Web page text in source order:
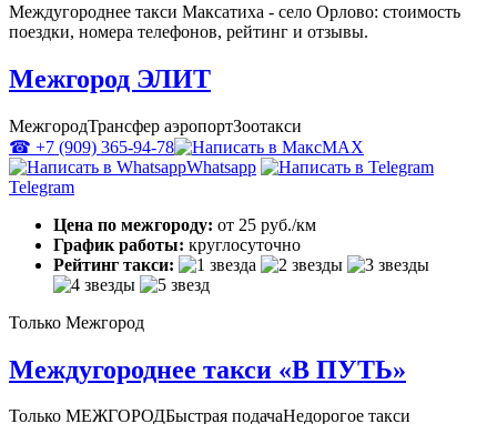
Междугороднее такси Максатиха - село Орлово: стоимость
поездки, номера телефонов, рейтинг и отзывы.
Межгород ЭЛИТ
МежгородТрансфер аэропортЗоотакси
☎ +7 (909) 365-94-78
MAX
Whatsapp
Telegram
Цена по межгороду: от 25 руб./км
График работы: круглосуточно
Рейтинг такси:
Только Межгород
Междугороднее такси «В ПУТЬ»
Только МЕЖГОРОДБыстрая подачаНедорогое такси